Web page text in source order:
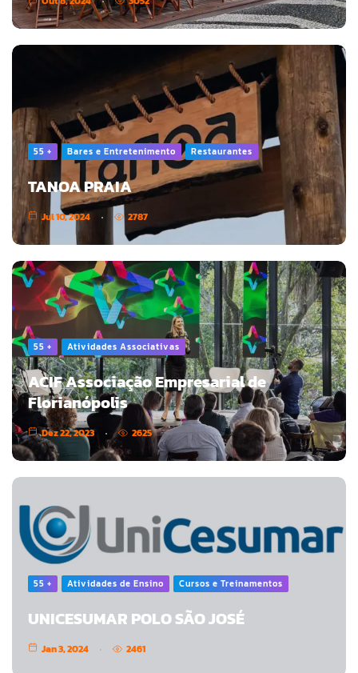
55 + Bares e Entretenimento Restaurantes
TANOA PRAIA
Jul 10, 2024 2787
55 + Atividades Associativas
ACIF Associação Empresarial de
Florianópolis
Dez 22, 2023 2625
55 + Atividades de Ensino Cursos e Treinamentos
UNICESUMAR POLO SÃO JOSÉ
Jan 3, 2024 2461